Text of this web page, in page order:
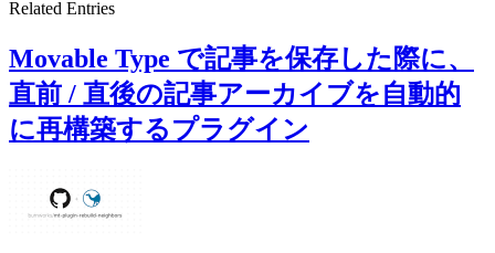
Related Entries
Movable Type で記事を保存した際に、
直前 / 直後の記事アーカイブを自動的
に再構築するプラグイン